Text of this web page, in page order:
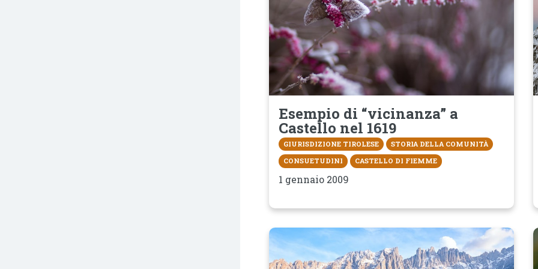
Esempio di “vicinanza” a
Castello nel 1619
GIURISDIZIONE TIROLESE
STORIA DELLA COMUNITÀ
CONSUETUDINI
CASTELLO DI FIEMME
1 gennaio 2009